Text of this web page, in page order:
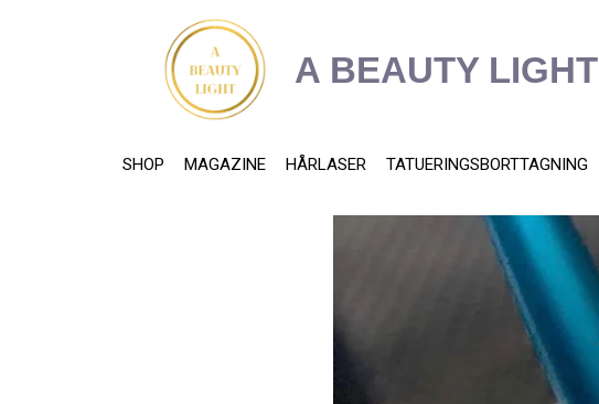
A BEAUTY LIGHT
SHOP MAGAZINE HÅRLASER TATUERINGSBORTTAGNING